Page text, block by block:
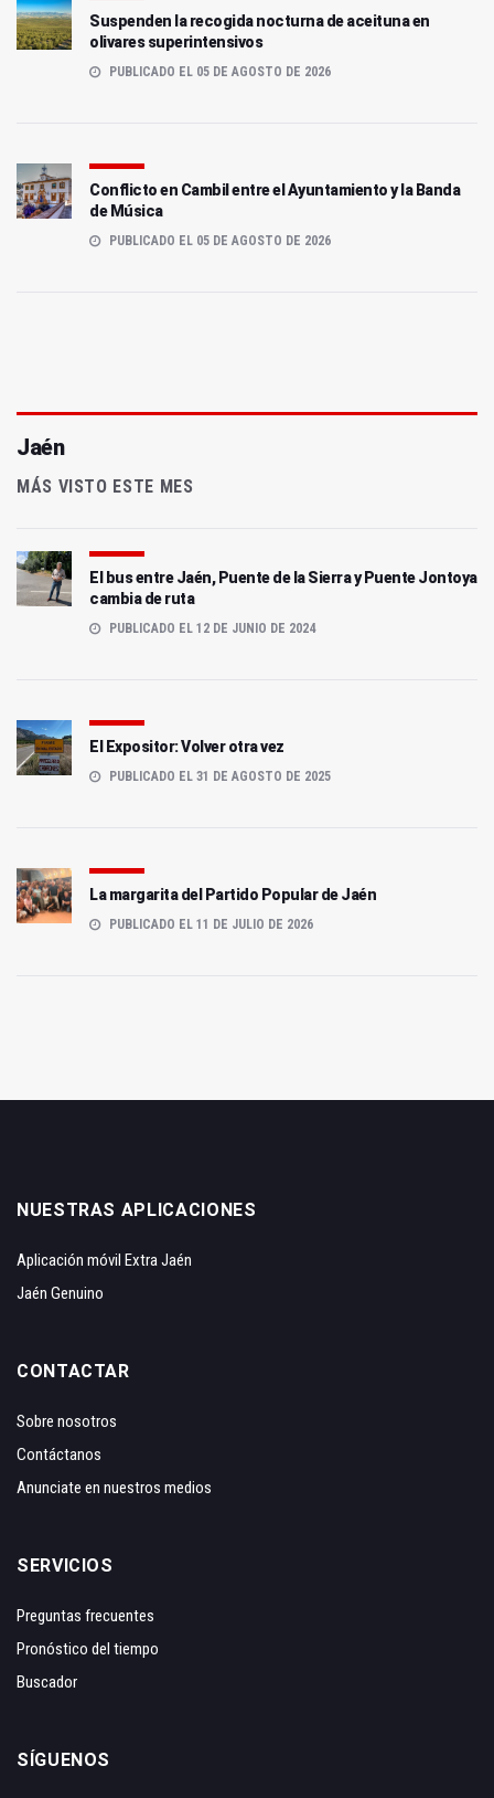
Suspenden la recogida nocturna de aceituna en
olivares superintensivos
PUBLICADO EL 05 DE AGOSTO DE 2026
Conflicto en Cambil entre el Ayuntamiento y la Banda
de Música
PUBLICADO EL 05 DE AGOSTO DE 2026
Jaén
MÁS VISTO ESTE MES
El bus entre Jaén, Puente de la Sierra y Puente Jontoya
cambia de ruta
PUBLICADO EL 12 DE JUNIO DE 2024
El Expositor: Volver otra vez
PUBLICADO EL 31 DE AGOSTO DE 2025
La margarita del Partido Popular de Jaén
PUBLICADO EL 11 DE JULIO DE 2026
NUESTRAS APLICACIONES
Aplicación móvil Extra Jaén
Jaén Genuino
CONTACTAR
Sobre nosotros
Contáctanos
Anunciate en nuestros medios
SERVICIOS
Preguntas frecuentes
Pronóstico del tiempo
Buscador
SÍGUENOS